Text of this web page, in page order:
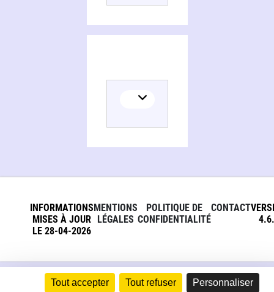
Tout accepter Tout refuser Personnaliser
INFORMATIONS
MISES À JOUR
LE 28-04-2026
MENTIONS
LÉGALES
POLITIQUE DE
CONFIDENTIALITÉ
CONTACT